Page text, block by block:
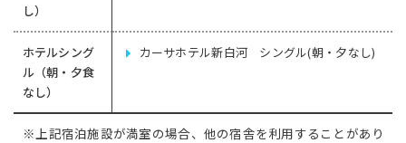
し）
ホテルシング
ル（朝・夕食
なし）
カーサホテル新白河 シングル(朝・夕なし)
※上記宿泊施設が満室の場合、他の宿舎を利用することがあり